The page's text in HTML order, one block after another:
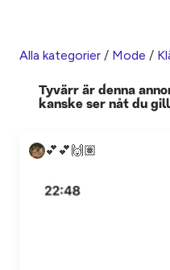
Alla kategorier / Mode /
Tyvärr är denna
kanske ser nåt du
💕💕🙌🏽